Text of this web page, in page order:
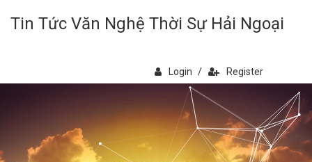
Tin Tức Văn Nghệ Thời Sự Hải Ngoại
Login / Register